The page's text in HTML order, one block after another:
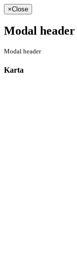
×Close
Modal header
Modal header
Karta